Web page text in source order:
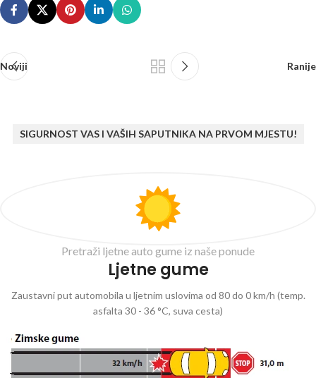
Noviji Ranije
SIGURNOST VAS I VAŠIH SAPUTNIKA NA PRVOM MJESTU!
Pretraži ljetne auto gume iz naše ponude
Ljetne gume
Zaustavni put automobila u ljetnim uslovima od 80 do 0 km/h (temp.
asfalta 30 - 36 °C, suva cesta)